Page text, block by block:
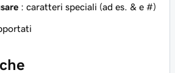
: caratteri speciali (ad es. & e #)